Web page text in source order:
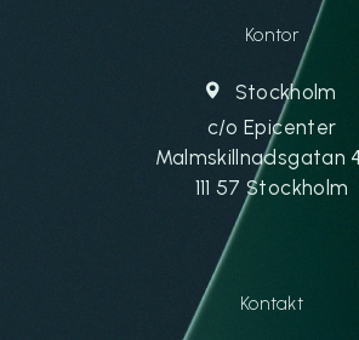
Kontor
Stockholm
c/o Epicenter
Malmskillnadsgatan
111 57 Stockholm
Kontakt